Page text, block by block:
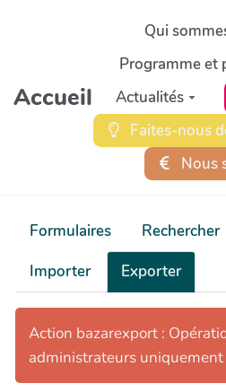
Aller au contenu principal
Accueil
Qui
Programme et
Actualités
Faites-nous
Nous
Formulaires Rechercher
Importer
Exporter
Action bazarexport :
administrateurs uniquement